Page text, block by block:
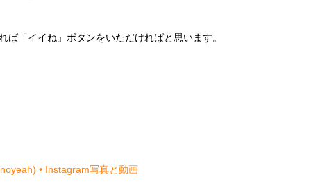
ば「イイね」ボタンをいただければと思います。
• Instagram写真と動画